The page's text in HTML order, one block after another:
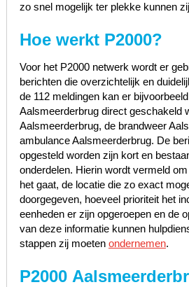
zo snel mogelijk ter plekke kunnen
Hoe werkt P2000?
Voor het P2000 netwerk wordt er
berichten die overzichtelijk en
de 112 meldingen kan er
Aalsmeerderbrug direct geschakeld
Aalsmeerderbrug, de brandweer
ambulance Aalsmeerderbrug. De
opgesteld worden zijn kort en
onderdelen. Hierin wordt vermeld
het gaat, de locatie die zo exact
doorgegeven, hoeveel prioriteit het
eenheden er zijn opgeroepen en de
van deze informatie kunnen
stappen zij moeten ondernemen.
P2000